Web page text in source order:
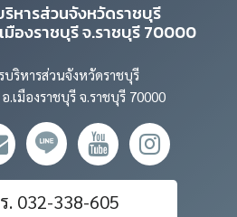
หารส่วนจังหวัดราชบุรี
มืองราชบุรี จ.ราชบุรี 70000
บริหารส่วนจังหวัดราชบุรี
.เมืองราชบุรี จ.ราชบุรี 70000
. 032-338-605